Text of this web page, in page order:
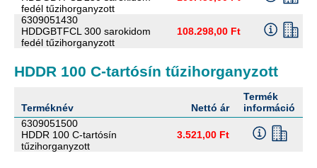
fedél tűzihorganyzott
6309051430
HDDGBTFCL 300 sarokidom
fedél tűzihorganyzott
108.298,00 Ft
HDDR 100 C-tartósín tűzihorganyzott
Terméknév Nettó ár
Termék
információ
6309051500
HDDR 100 C-tartósín
tűzihorganyzott
3.521,00 Ft